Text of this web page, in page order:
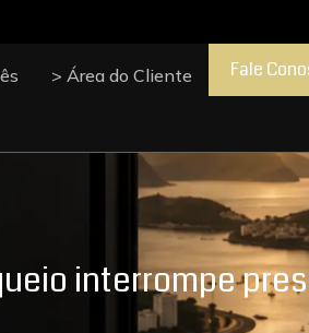
> Área do Cliente Fale
interrompe